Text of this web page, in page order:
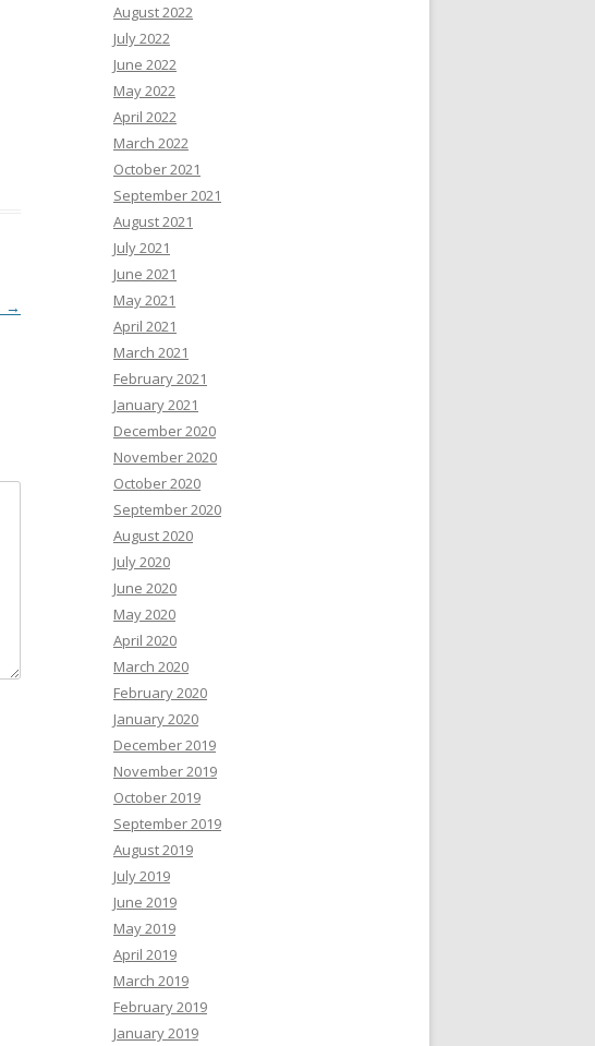
→
August 2022
July 2022
June 2022
May 2022
April 2022
March 2022
October 2021
September 2021
August 2021
July 2021
June 2021
May 2021
April 2021
March 2021
February 2021
January 2021
December 2020
November 2020
October 2020
September 2020
August 2020
July 2020
June 2020
May 2020
April 2020
March 2020
February 2020
January 2020
December 2019
November 2019
October 2019
September 2019
August 2019
July 2019
June 2019
May 2019
April 2019
March 2019
February 2019
January 2019